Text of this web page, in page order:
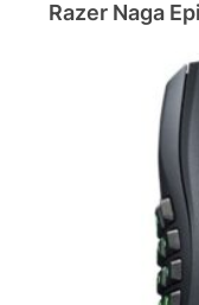
Razer Naga